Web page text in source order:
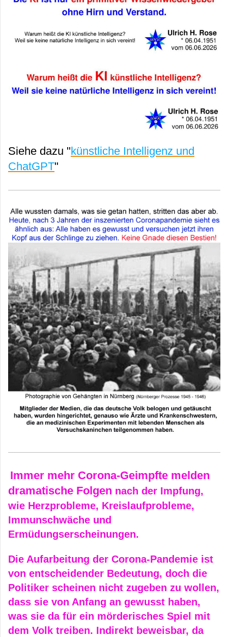
Siehe dazu "künstliche Intelligenz und
ChatGPT"
Immer mehr Corona-Geimpfte melden
dramatische Folgen nach der Impfung,
wie Herzprobleme, Kreislaufprobleme,
Immunschwäche und
Ermüdungserscheinungen.
Die Aufarbeitung der Corona-Pandemie ist
von entscheidender Bedeutung, doch die
Politiker scheinen nicht zugeben zu wollen,
dass sie von Anfang an gewusst haben,
was sie da für ein mörderisches Spiel mit
dem Volk treiben. Indirekt beweisbar, da